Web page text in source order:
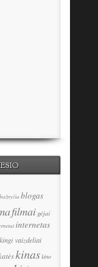
bažnyčia blogas
filmai gėjai
internetas
vaizdeliai
kinaskino